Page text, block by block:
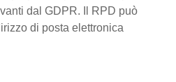
dal GDPR. Il RPD può
di posta elettronica